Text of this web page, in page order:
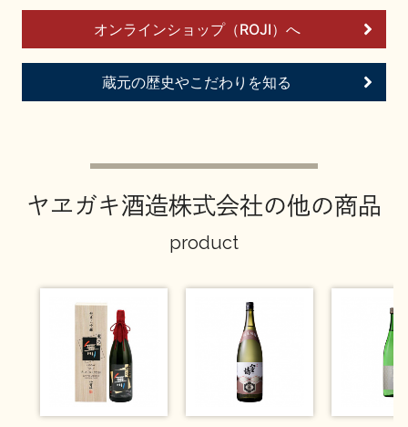
オンラインショップ（ROJI）へ
蔵元の歴史やこだわりを知る
ヤヱガキ酒造株式会社の他の商品
product